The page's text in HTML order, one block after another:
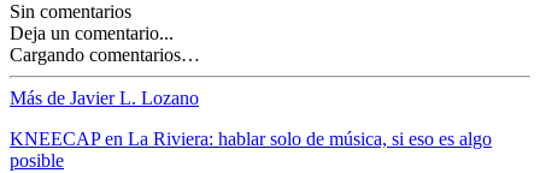
Sin comentarios
Deja un comentario...
Cargando comentarios…
Más de Javier L. Lozano
KNEECAP en La Riviera: hablar solo de música, si eso es algo
posible